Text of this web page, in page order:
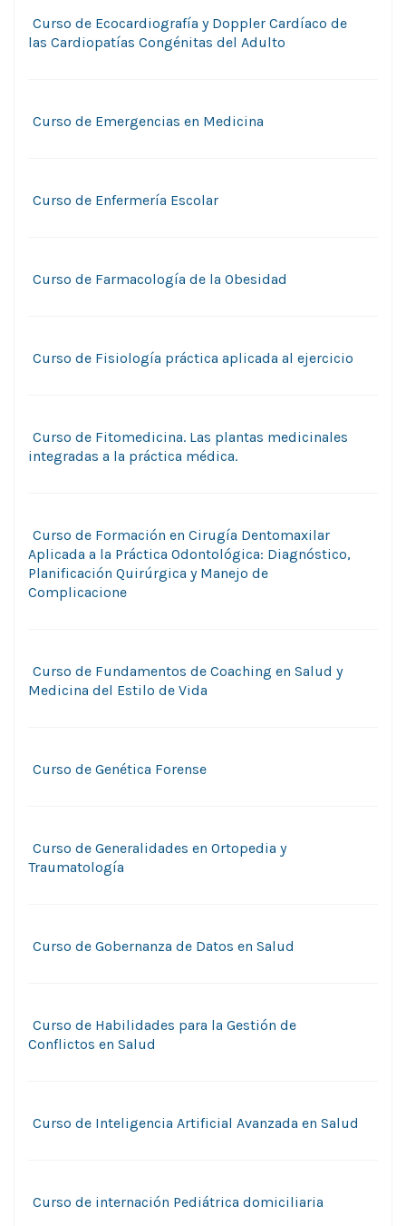
Curso de Ecocardiografí­a y Doppler Cardíaco de
las Cardiopatías Congénitas del Adulto
Curso de Emergencias en Medicina
Curso de Enfermerí­a Escolar
Curso de Farmacología de la Obesidad
Curso de Fisiología práctica aplicada al ejercicio
Curso de Fitomedicina. Las plantas medicinales
integradas a la práctica médica.
Curso de Formación en Cirugía Dentomaxilar
Aplicada a la Práctica Odontológica: Diagnóstico,
Planificación Quirúrgica y Manejo de
Complicacione
Curso de Fundamentos de Coaching en Salud y
Medicina del Estilo de Vida
Curso de Genética Forense
Curso de Generalidades en Ortopedia y
Traumatología
Curso de Gobernanza de Datos en Salud
Curso de Habilidades para la Gestión de
Conflictos en Salud
Curso de Inteligencia Artificial Avanzada en Salud
Curso de internación Pediátrica domiciliaria